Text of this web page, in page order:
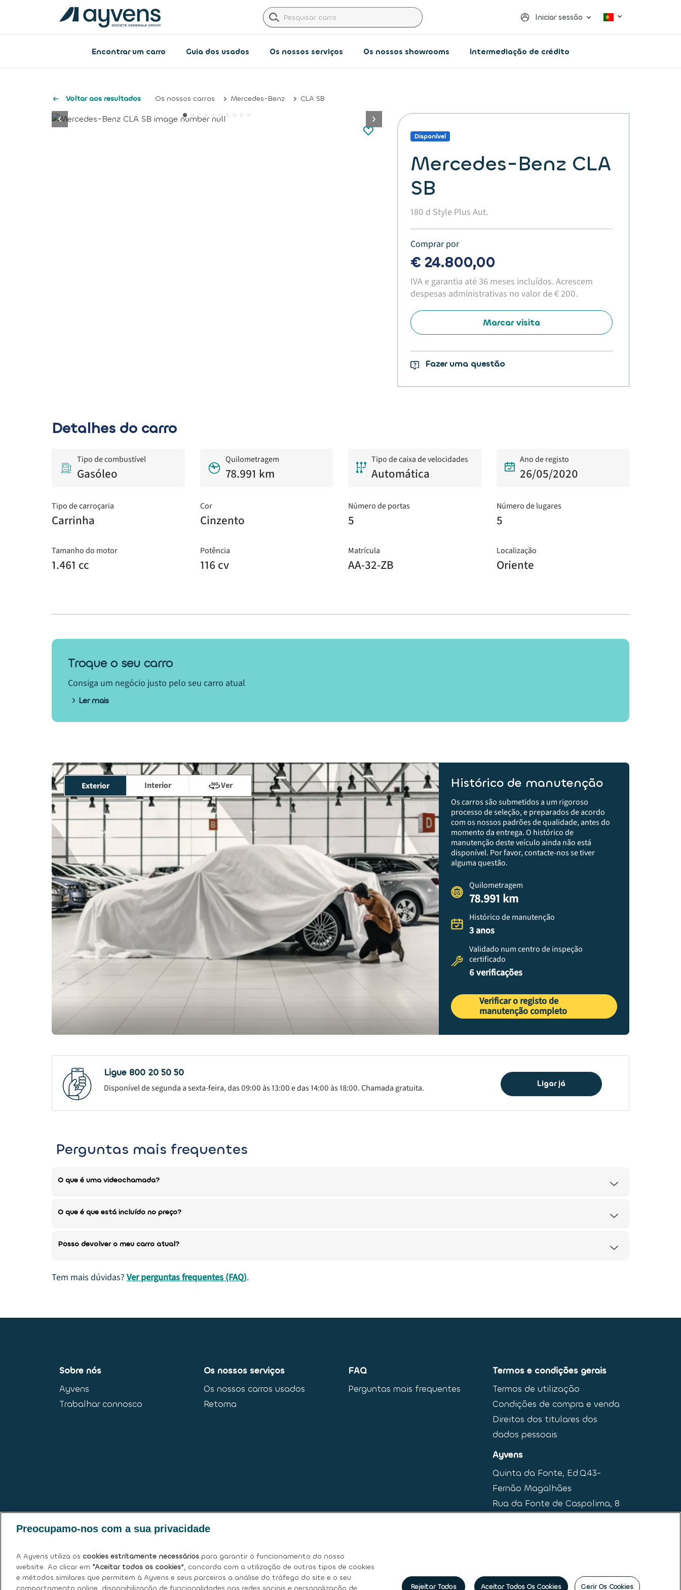
Iniciar sessão
Encontrar um carro Guia dos usados Os nossos serviços Os nossos showrooms​ Intermediação de crédito
Voltar aos resultados Os nossos carros Mercedes-Benz CLA SB
button.previous button.next
Disponível
Mercedes-Benz CLA
SB
180 d Style Plus Aut.
Comprar por
€ 24.800,00
IVA e garantia até 36 meses incluídos. Acrescem
despesas administrativas no valor de € 200.​
Marcar visita
Fazer uma questão
Detalhes do carro
Tipo de combustível
Gasóleo
Quilometragem
78.991 km
Tipo de caixa de velocidades
Automática
Ano de registo
26/05/2020
Tipo de carroçaria
Carrinha
Cor
Cinzento
Número de portas
5
Número de lugares
5
Tamanho do motor
1.461 cc
Potência
116 cv
Matrícula
AA-32-ZB
Localização
Oriente
Troque o seu carro
Consiga um negócio justo pelo seu carro atual
Ler mais
Exterior Interior Ver Histórico de manutenção
Os carros são submetidos a um rigoroso
processo de seleção, e preparados de acordo
com os nossos padrões de qualidade, antes do
momento da entrega.​ O histórico de
manutenção deste veículo ainda não está
disponível. Por favor, contacte-nos se tiver
alguma questão.
Quilometragem
78.991 km
Histórico de manutenção
3 anos
Validado num centro de inspeção
certificado
6 verificações
Verificar o registo de
manutenção completo
Ligue 800 20 50 50
Disponível de segunda a sexta-feira, das 09:00 às 13:00 e das 14:00 às 18:00. Chamada gratuita. Ligar já
Perguntas mais frequentes
O que é uma videochamada?
O que é que está incluído no preço?
Posso devolver o meu carro atual?
Tem mais dúvidas? Ver perguntas frequentes (FAQ).
Sobre nós
Ayvens
Trabalhar connosco
Os nossos serviços
Os nossos carros usados
Retoma
FAQ
Perguntas mais frequentes
Termos e condições gerais
Termos de utilização
Condições de compra e venda
Direitos dos titulares dos
dados pessoais
Ayvens
Quinta da Fonte, Ed.Q43-
Fernão Magalhães
Rua da Fonte de Caspolima, 8
Política de Cookies|Declaração de Privacidade|Termos de Utilização|Direitos dos titulares dos dados pessoais | Princípios Éticos e de Conduta |Código de
Preocupamo-nos com a sua privacidade
A Ayvens utiliza os cookies estritamente necessários para garantir o funcionamento do nosso
website. Ao clicar em “Aceitar todos os cookies”, concorda com a utilização de outros tipos de cookies
e métodos similares que permitem à Ayvens e seus parceiros a análise do tráfego do site e o seu
Gerir Os Cookies
Rejeitar Todos Aceitar Todos Os Cookies